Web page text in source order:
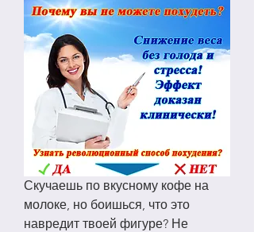
Скучаешь по вкусному кофе на
молоке, но боишься, что это
навредит твоей фигуре? Не